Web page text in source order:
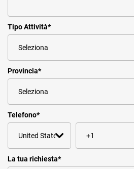
Tipo Attività*
Provincia*
Telefono*
La tua richiesta*